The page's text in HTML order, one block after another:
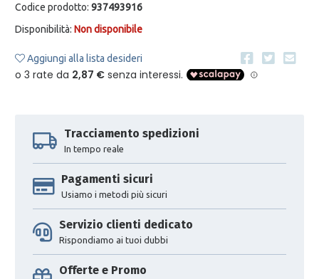
Codice prodotto: 937493916
Disponibilità: Non disponibile
Aggiungi alla lista desideri
Tracciamento spedizioni
In tempo reale
Pagamenti sicuri
Usiamo i metodi più sicuri
Servizio clienti dedicato
Rispondiamo ai tuoi dubbi
Offerte e Promo